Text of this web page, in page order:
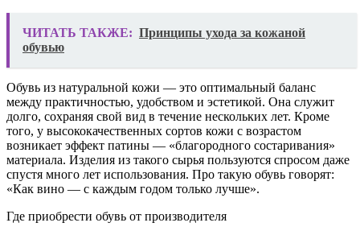
ЧИТАТЬ ТАКЖЕ: Принципы ухода за кожаной
обувью
Обувь из натуральной кожи — это оптимальный баланс
между практичностью, удобством и эстетикой. Она служит
долго, сохраняя свой вид в течение нескольких лет. Кроме
того, у высококачественных сортов кожи с возрастом
возникает эффект патины — «‎благородного состаривания»
материала. Изделия из такого сырья пользуются спросом даже
спустя много лет использования. Про такую обувь говорят:
«‎Как вино — с каждым годом только лучше».
Где приобрести обувь от производителя